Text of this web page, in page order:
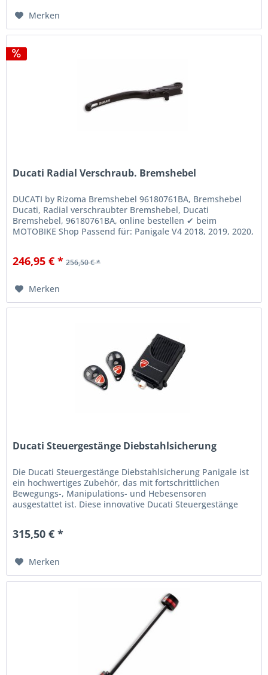
Merken
Ducati Radial Verschraub. Bremshebel
DUCATI by Rizoma Bremshebel 96180761BA, Bremshebel
Ducati, Radial verschraubter Bremshebel, Ducati
Bremshebel, 96180761BA, online bestellen ✔ beim
MOTOBIKE Shop Passend für: Panigale V4 2018, 2019, 2020,
246,95 € * 256,50 € *
Merken
Ducati Steuergestänge Diebstahlsicherung
Die Ducati Steuergestänge Diebstahlsicherung Panigale ist
ein hochwertiges Zubehör, das mit fortschrittlichen
Bewegungs-, Manipulations- und Hebesensoren
ausgestattet ist. Diese innovative Ducati Steuergestänge
315,50 € *
Merken